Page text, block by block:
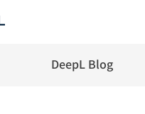
Flow: 주요 사용 사례
Swiss German to DeepL
를 만나보세요: 번역 워
DeepL Blog